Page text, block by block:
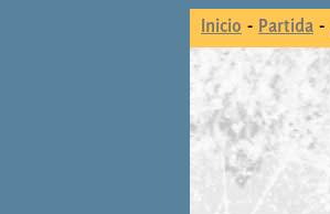
Inicio - Partida -